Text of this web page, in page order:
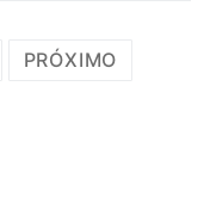
PRÓXIMO